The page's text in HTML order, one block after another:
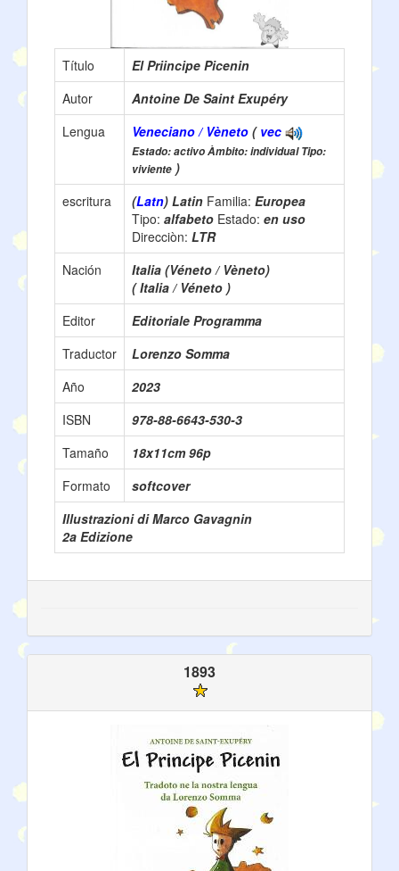
Título
El Priincipe Picenin
Autor
Antoine De Saint Exupéry
Lengua
Veneciano / Vèneto ( vec
Estado: activo Àmbito: individual Tipo:
viviente )
escritura
(Latn) Latin Familia: Europea
Tipo: alfabeto Estado: en uso
Direcciòn: LTR
Nación
Italia (Véneto / Vèneto)
( Italia / Véneto )
Editor
Editoriale Programma
Traductor
Lorenzo Somma
Año
2023
ISBN
978-88-6643-530-3
Tamaño
18x11cm 96p
Formato
softcover
Illustrazioni di Marco Gavagnin
2a Edizione
1893